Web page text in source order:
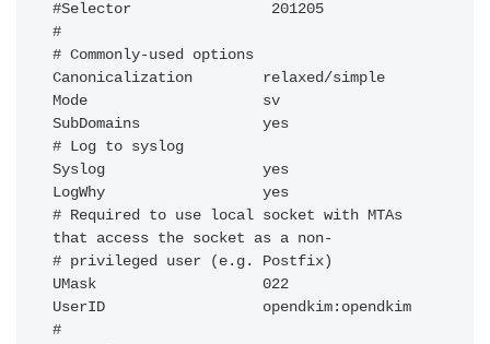
#Selector                201205
#
# Commonly-used options
Canonicalization        relaxed/simple
Mode                    sv
SubDomains              yes
# Log to syslog
Syslog                  yes
LogWhy                  yes
# Required to use local socket with MTAs
that access the socket as a non-
# privileged user (e.g. Postfix)
UMask                   022
UserID                  opendkim:opendkim
#